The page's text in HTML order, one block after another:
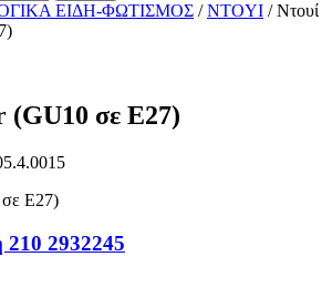
ΕΙΔΗ-ΦΩΤΙΣΜΟΣ /NTOYI / Ντουί
(GU10 σε E27)
E27)
210 2932245